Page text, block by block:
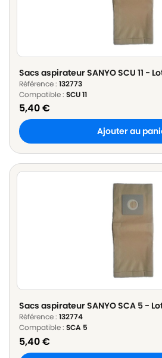
Sacs aspirateur SANYO SCU 11 -
Référence : 132773
Compatible : SCU 11
5,40€
Ajouter au
Sacs aspirateur SANYO SCA 5 -
Référence : 132774
Compatible : SCA 5
5,40€